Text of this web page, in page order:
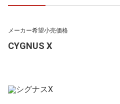
メーカー希望小売価格
CYGNUS X